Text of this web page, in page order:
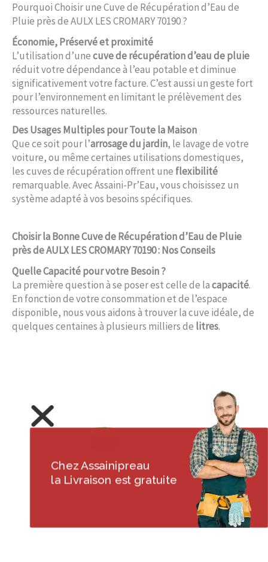
Pourquoi Choisir une Cuve de Récupération d’Eau de
Pluie près de AULX LES CROMARY 70190 ?
Économie, Préservé et proximité
L’utilisation d’unecuve de récupération d’eau de pluie
réduit votre dépendance à l’eau potable et diminue
significativement votre facture. C’est aussi un geste fort
pour l’environnement en limitant le prélèvement des
ressources naturelles.
Des Usages Multiples pour Toute la Maison
Que ce soit pour l’arrosage du jardin, le lavage de votre
voiture, ou même certaines utilisations domestiques,
les cuves de récupération offrent une flexibilité
remarquable. Avec Assaini-Pr’Eau, vous choisissez un
système adapté à vos besoins spécifiques.
Choisir la Bonne Cuve de Récupération d’Eau de Pluie
près de AULX LES CROMARY 70190 : Nos Conseils
Quelle Capacité pour votre Besoin ?
La première question à se poser est celle de lacapacité.
En fonction de votre consommation et de l’espace
disponible, nous vous aidons à trouver la cuve idéale, de
quelques centaines à plusieurs milliers de litres.
Chez Assainipreau
la Livraison est gratuite